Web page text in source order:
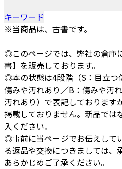
キーワード
※当商品は、古書です。
◎このページでは、弊社の倉庫
書】を販売しております。
◎本の状態は4段階（S：目立つ
傷みや汚れあり／B：傷みや汚
汚れあり）で表記しております
掲載しておりません。新品では
入ください。
◎事前に当ページでお伝えして
る返品や交換につきましては、
あらかじめご了承ください。